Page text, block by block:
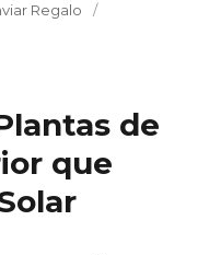
Regalo
de
que